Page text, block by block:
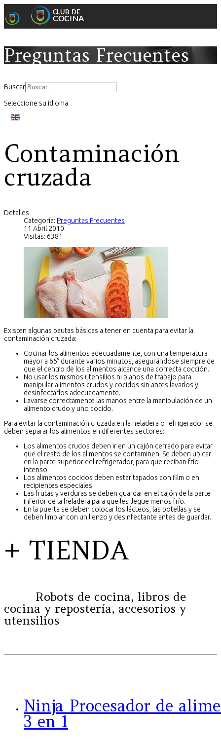
Preguntas Frecuentes
Buscar
Seleccione su idioma
Contaminación
cruzada
Detalles
Categoría: Preguntas Frecuentes
11 Abril 2010
Visitas: 6381
Existen algunas pautas básicas a tener en cuenta para evitar la
contaminación cruzada:
Cocinar los alimentos adecuadamente, con una temperatura
mayor a 65° durante varios minutos, asegurándose siempre de
que el centro de los alimentos alcance una correcta cocción.
No usar los mismos utensilios ni planos de trabajo para
manipular alimentos crudos y cocidos sin antes lavarlos y
desinfectarlos adecuadamente.
Lavarse correctamente las manos entre la manipulación de un
alimento crudo y uno cocido.
Para evitar la contaminación cruzada en la heladera o refrigerador se
deben separar los alimentos en diferentes sectores:
Los alimentos crudos deben ir en un cajón cerrado para evitar
que el resto de los alimentos se contaminen. Se deben ubicar
en la parte superior del refrigerador, para que reciban frío
intenso.
Los alimentos cocidos deben estar tapados con film o en
recipientes especiales.
Las frutas y verduras se deben guardar en el cajón de la parte
inferior de la heladera para que les llegue menos frío.
En la puerta se deben colocar los lácteos, las botellas y se
deben limpiar con un lienzo y desinfectante antes de guardar.
+ TIENDA
Robots de cocina, libros de
cocina y repostería, accesorios y
utensilios
Ninja Procesador de
3 en 1